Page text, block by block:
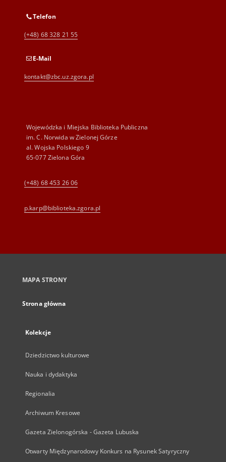
Telefon
(+48) 68 328 21 55
E-Mail
kontakt@zbc.uz.zgora.pl
Wojewódzka i Miejska Biblioteka Publiczna
im. C. Norwida w Zielonej Górze
al. Wojska Polskiego 9
65-077 Zielona Góra
(+48) 68 453 26 06
p.karp@biblioteka.zgora.pl
MAPA STRONY
Strona główna
Kolekcje
Dziedzictwo kulturowe
Nauka i dydaktyka
Regionalia
Archiwum Kresowe
Gazeta Zielonogórska - Gazeta Lubuska
Otwarty Międzynarodowy Konkurs na Rysunek Satyryczny